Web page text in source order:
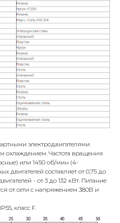
электродвигателями
охлаждением. Частота вращения
или 1450 об/мин (4-
двигателей составляет от 0,75 до
- от 3 до 132 кВт. Питание
от сети с напряжением 380В и
класс F.